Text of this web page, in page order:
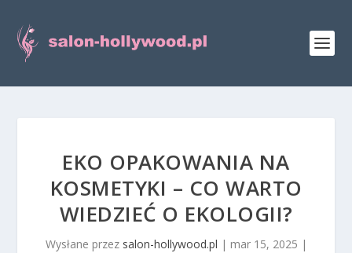
EKO OPAKOWANIA NA
KOSMETYKI – CO WARTO
WIEDZIEĆ O EKOLOGII?
Wysłane przez salon-hollywood.pl | mar 15, 2025 |